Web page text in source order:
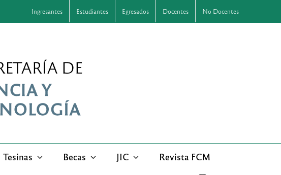
Ingresantes Estudiantes Egresados Docentes No Docentes
Tesinas Becas JIC Revista FCM